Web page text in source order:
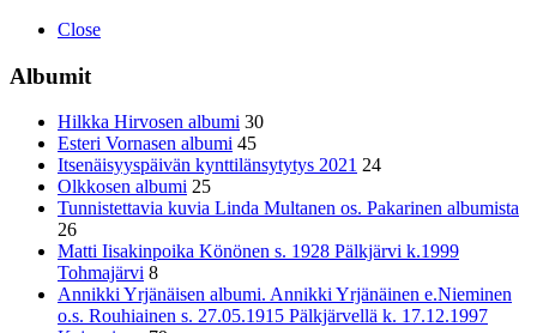
Close
Albumit
Hilkka Hirvosen albumi 30
Esteri Vornasen albumi 45
Itsenäisyyspäivän kynttilänsytytys 2021 24
Olkkosen albumi 25
Tunnistettavia kuvia Linda Multanen os. Pakarinen albumista
26
Matti Iisakinpoika Könönen s. 1928 Pälkjärvi k.1999
Tohmajärvi 8
Annikki Yrjänäisen albumi. Annikki Yrjänäinen e.Nieminen
o.s. Rouhiainen s. 27.05.1915 Pälkjärvellä k. 17.12.1997